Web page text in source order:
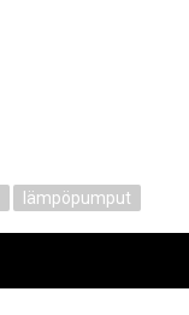
lämpöpumput